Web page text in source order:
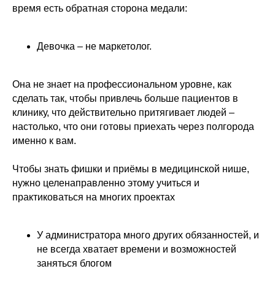
время есть обратная сторона медали:
Девочка – не маркетолог.
Она не знает на профессиональном уровне, как
сделать так, чтобы привлечь больше пациентов в
клинику, что действительно притягивает людей –
настолько, что они готовы приехать через полгорода
именно к вам.
Чтобы знать фишки и приёмы в медицинской нише,
нужно целенаправленно этому учиться и
практиковаться на многих проектах
У администратора много других обязанностей, и
не всегда хватает времени и возможностей
заняться блогом